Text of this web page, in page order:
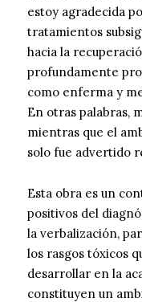
estoy agradecida
tratamientos
hacia la
profundamente
como enferma y
En otras palabras,
mientras que el
solo fue advertido
Esta obra es un
positivos del
la verbalización,
los rasgos tóxicos
desarrollar en la
constituyen un